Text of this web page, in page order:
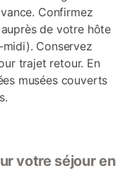
Confirmez
de votre hôte
Conservez
trajet retour. En
musées couverts
votre séjour en